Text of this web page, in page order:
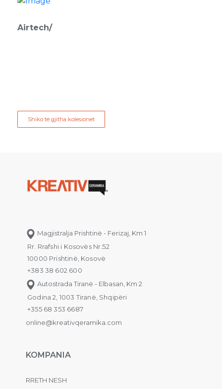
Airtech/
Shiko të gjitha kolesionet
Magjistralja Prishtinë - Ferizaj, Km 1
Rr. Rrafshi i Kosovës Nr.52
10000 Prishtinë, Kosovë
+383 38 602 600
Autostrada Tiranë - Elbasan, Km 2
Godina 2, 1003 Tiranë, Shqipëri
+355 68 353 6687
online@kreativqeramika.com
KOMPANIA
RRETH NESH